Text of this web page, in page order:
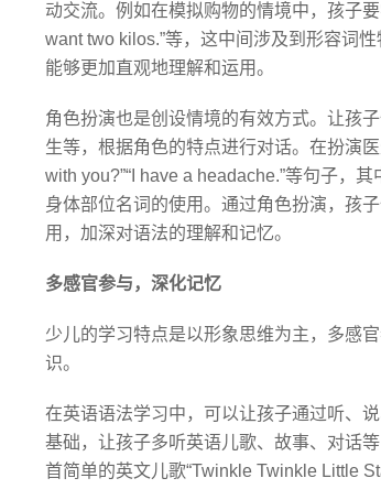
动交流。例如在模拟购物的情境中，孩子
want two kilos.”等，这中间涉及到形容词
能够更加直观地理解和运用。
角色扮演也是创设情境的有效方式。让孩
生等，根据角色的特点进行对话。在扮演
with you?”“I have a headache.”等句子，
身体部位名词的使用。通过角色扮演，孩
用，加深对语法的理解和记忆。
多感官参与，深化记忆
少儿的学习特点是以形象思维为主，多感
识。
在英语语法学习中，可以让孩子通过听、
基础，让孩子多听英语儿歌、故事、对话
首简单的英文儿歌“Twinkle Twinkle Little